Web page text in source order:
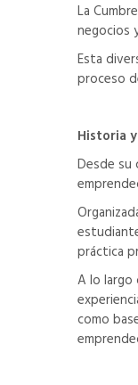
La
negocios
Esta
proceso
Historia
Desde su
práctica
A lo largo
como